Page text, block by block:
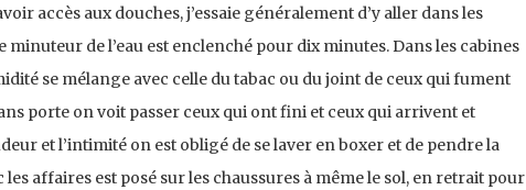
accès aux douches, j’essaie généralement d’y aller dans les
minuteur de l’eau est enclenché pour dix minutes. Dans les cabines
se mélange avec celle du tabac ou du joint de ceux qui fument
porte on voit passer ceux qui ont fini et ceux qui arrivent et
et l’intimité on est obligé de se laver en boxer et de pendre la
les affaires est posé sur les chaussures à même le sol, en retrait pour